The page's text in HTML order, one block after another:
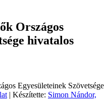
Országos
hivatalos
Egyesületeinek Szövetsége
| Készítette: Simon Nándor,